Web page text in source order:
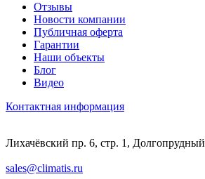
Отзывы
Новости компании
Публичная оферта
Гарантии
Наши объекты
Блог
Видео
Контактная информация
Лихачёвский пр. 6, стр. 1, Долгопрудный
sales@climatis.ru